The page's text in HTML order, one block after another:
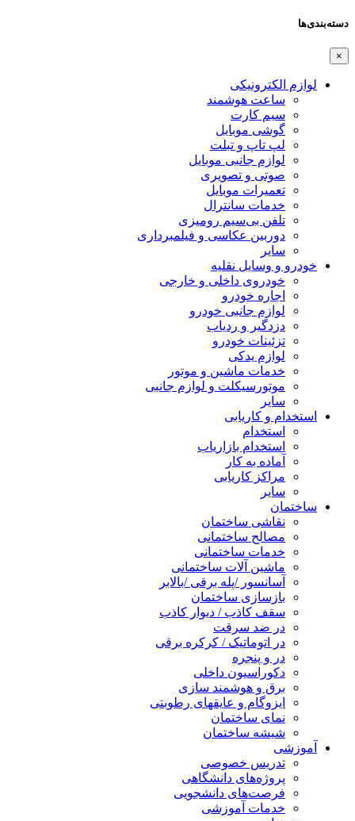
دسته‌بندی‌ها
×
لوازم الکترونیکی
ساعت هوشمند
سیم کارت
گوشی موبایل
لپ تاپ و تبلت
لوازم جانبی موبایل
صوتی و تصویری
تعمیرات موبایل
خدمات سانترال
تلفن بی‌سیم رومیزی
دوربین عکاسی و فیلمبرداری
سایر
خودرو و وسایل نقلیه
خودروی داخلی و خارجی
اجاره خودرو
لوازم جانبی خودرو
دزدگیر و ردیاب
تزئینات خودرو
لوازم یدکی
خدمات ماشین و موتور
موتورسیکلت و لوازم جانبی
سایر
استخدام و کاریابی
استخدام
استخدام بازاریاب
آماده به کار
مراکز کاریابی
سایر
ساختمان
نقاشی ساختمان
مصالح ساختمانی
خدمات ساختمانی
ماشین آلات ساختمانی
آسانسور /پله برقی /بالابر
بازسازی ساختمان
سقف کاذب / دیوار کاذب
در ضد سرقت
در اتوماتیک / کرکره برقی
در و پنجره
دکوراسیون داخلی
برق و هوشمند سازی
ایزوگام و عایقهای رطوبتی
نمای ساختمان
شیشه ساختمان
آموزشی
تدریس خصوصی
پروژه‌های دانشگاهی
فرصت‌های دانشجویی
خدمات آموزشی